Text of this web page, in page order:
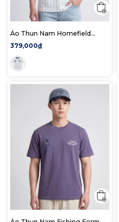
Áo Thun Nam Homefield
Form Regular
379,000₫